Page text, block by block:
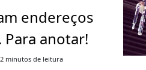
endereços
anotar!
2 minutos de leitura